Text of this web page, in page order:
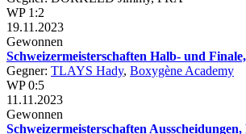
WP 1:2
19.11.2023
Gewonnen
Schweizermeisterschaften Halb- und
Gegner: TLAYS Hady, Boxygène Academy
WP 0:5
11.11.2023
Gewonnen
Schweizermeisterschaften